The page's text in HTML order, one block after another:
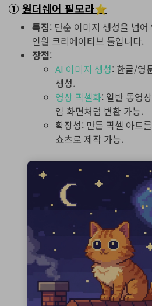
① 원더쉐어 필모라⭐
특징: 단순 이미지 생성을 넘
인원 크리에이티브 툴입니다.
장점:
AI 이미지 생성: 한글/영
생성.
영상 픽셀화: 일반 동영
임 화면처럼 변환 가능.
확장성: 만든 픽셀 아트
쇼츠로 제작 가능.